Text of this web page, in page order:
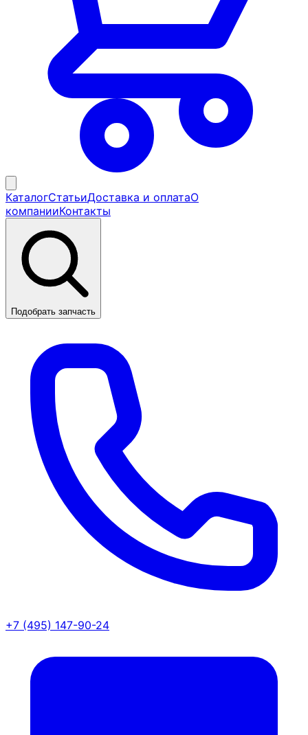
КаталогСтатьиДоставка и оплатаО
компанииКонтакты
Подобрать запчасть
+7 (495) 147-90-24